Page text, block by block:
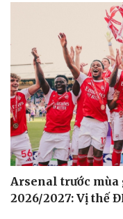
Arsenal trước
2026/2027: Vị thế